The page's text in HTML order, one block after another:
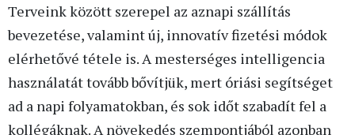
Terveink között szerepel az aznapi szállítás
bevezetése, valamint új, innovatív fizetési módok
elérhetővé tétele is. A mesterséges intelligencia
használatát tovább bővítjük, mert óriási segítséget
ad a napi folyamatokban, és sok időt szabadít fel a
kollégáknak. A növekedés szempontjából azonban